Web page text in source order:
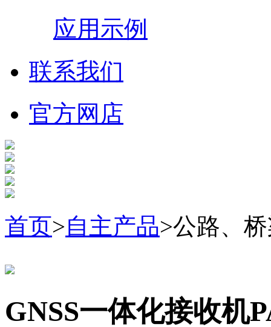
应用示例
联系我们
官方网店
首页>自主产品>公路、
GNSS一体化接收机